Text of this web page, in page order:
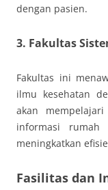
dengan pasien.
3. Fakultas
Fakultas ini
ilmu kesehatan
akan
informasi rumah
meningkatkan
Fasilitas dan